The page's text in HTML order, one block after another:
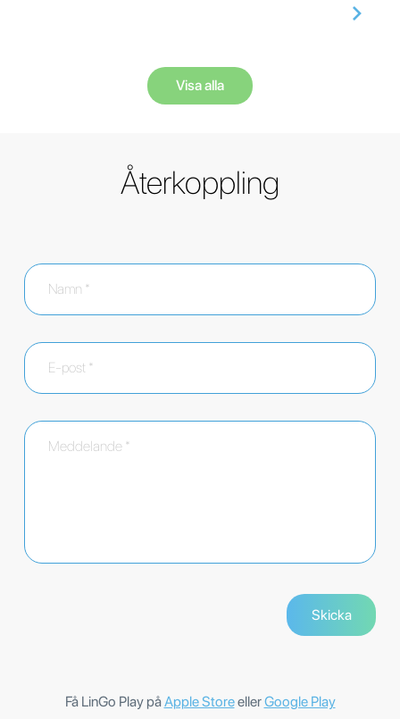
Visa alla
Återkoppling
Få LinGo Play påApple StoreellerGoogle Play